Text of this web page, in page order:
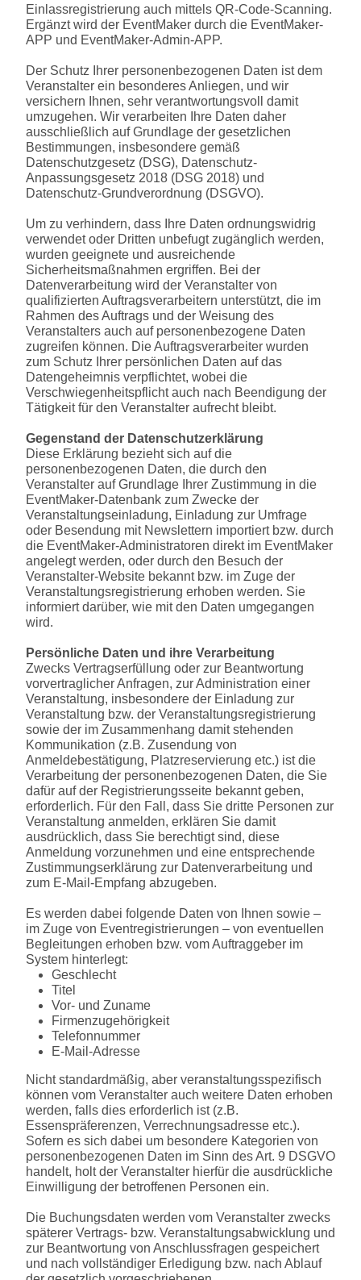
Einlassregistrierung auch mittels QR-Code-Scanning.
Ergänzt wird der EventMaker durch die EventMaker-
APP und EventMaker-Admin-APP.
Der Schutz Ihrer personenbezogenen Daten ist dem
Veranstalter ein besonderes Anliegen, und wir
versichern Ihnen, sehr verantwortungsvoll damit
umzugehen. Wir verarbeiten Ihre Daten daher
ausschließlich auf Grundlage der gesetzlichen
Bestimmungen, insbesondere gemäß
Datenschutzgesetz (DSG), Datenschutz-
Anpassungsgesetz 2018 (DSG 2018) und
Datenschutz-Grundverordnung (DSGVO).
Um zu verhindern, dass Ihre Daten ordnungswidrig
verwendet oder Dritten unbefugt zugänglich werden,
wurden geeignete und ausreichende
Sicherheitsmaßnahmen ergriffen. Bei der
Datenverarbeitung wird der Veranstalter von
qualifizierten Auftragsverarbeitern unterstützt, die im
Rahmen des Auftrags und der Weisung des
Veranstalters auch auf personenbezogene Daten
zugreifen können. Die Auftragsverarbeiter wurden
zum Schutz Ihrer persönlichen Daten auf das
Datengeheimnis verpflichtet, wobei die
Verschwiegenheitspflicht auch nach Beendigung der
Tätigkeit für den Veranstalter aufrecht bleibt.
Gegenstand der Datenschutzerklärung
Diese Erklärung bezieht sich auf die
personenbezogenen Daten, die durch den
Veranstalter auf Grundlage Ihrer Zustimmung in die
EventMaker-Datenbank zum Zwecke der
Veranstaltungseinladung, Einladung zur Umfrage
oder Besendung mit Newslettern importiert bzw. durch
die EventMaker-Administratoren direkt im EventMaker
angelegt werden, oder durch den Besuch der
Veranstalter-Website bekannt bzw. im Zuge der
Veranstaltungsregistrierung erhoben werden. Sie
informiert darüber, wie mit den Daten umgegangen
wird.
Persönliche Daten und ihre Verarbeitung
Zwecks Vertragserfüllung oder zur Beantwortung
vorvertraglicher Anfragen, zur Administration einer
Veranstaltung, insbesondere der Einladung zur
Veranstaltung bzw. der Veranstaltungsregistrierung
sowie der im Zusammenhang damit stehenden
Kommunikation (z.B. Zusendung von
Anmeldebestätigung, Platzreservierung etc.) ist die
Verarbeitung der personenbezogenen Daten, die Sie
dafür auf der Registrierungsseite bekannt geben,
erforderlich. Für den Fall, dass Sie dritte Personen zur
Veranstaltung anmelden, erklären Sie damit
ausdrücklich, dass Sie berechtigt sind, diese
Anmeldung vorzunehmen und eine entsprechende
Zustimmungserklärung zur Datenverarbeitung und
zum E-Mail-Empfang abzugeben.
Es werden dabei folgende Daten von Ihnen sowie –
im Zuge von Eventregistrierungen – von eventuellen
Begleitungen erhoben bzw. vom Auftraggeber im
System hinterlegt:
Geschlecht
Titel
Vor- und Zuname
Firmenzugehörigkeit
Telefonnummer
E-Mail-Adresse
Nicht standardmäßig, aber veranstaltungsspezifisch
können vom Veranstalter auch weitere Daten erhoben
werden, falls dies erforderlich ist (z.B.
Essenspräferenzen, Verrechnungsadresse etc.).
Sofern es sich dabei um besondere Kategorien von
personenbezogenen Daten im Sinn des Art. 9 DSGVO
handelt, holt der Veranstalter hierfür die ausdrückliche
Einwilligung der betroffenen Personen ein.
Die Buchungsdaten werden vom Veranstalter zwecks
späterer Vertrags- bzw. Veranstaltungsabwicklung und
zur Beantwortung von Anschlussfragen gespeichert
und nach vollständiger Erledigung bzw. nach Ablauf